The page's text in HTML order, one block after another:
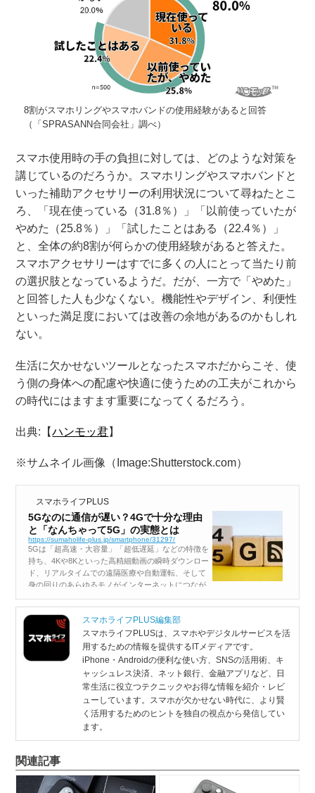
8割がスマホリングやスマホバンドの使用経験があると回答
（「SPRASANN合同会社」調べ）
スマホ使用時の手の負担に対しては、どのような対策を
講じているのだろうか。スマホリングやスマホバンドと
いった補助アクセサリーの利用状況について尋ねたとこ
ろ、「現在使っている（31.8％）」「以前使っていたが
やめた（25.8％）」「試したことはある（22.4％）」
と、全体の約8割が何らかの使用経験があると答えた。
スマホアクセサリーはすでに多くの人にとって当たり前
の選択肢となっているようだ。だが、一方で「やめた」
と回答した人も少なくない。機能性やデザイン、利便性
といった満足度においては改善の余地があるのかもしれ
ない。
生活に欠かせないツールとなったスマホだからこそ、使
う側の身体への配慮や快適に使うための工夫がこれから
の時代にはますます重要になってくるだろう。
出典:【ハンモッ君】
※サムネイル画像（Image:Shutterstock.com）
スマホライフPLUS
5Gなのに通信が遅い？4Gで十分な理由
と「なんちゃって5G」の実態とは
https://sumaholife-plus.jp/smartphone/31297/
5Gは「超高速・大容量」「超低遅延」などの特徴を
持ち、4Kや8Kといった高精細動画の瞬時ダウンロー
ド、リアルタイムでの遠隔医療や自動運転、そして
身の回りのあらゆるモノがインターネットにつなが
びています。 一方で手元のスマ...
スマホライフPLUS編集部
スマホライフPLUSは、スマホやデジタルサービスを活
用するための情報を提供するITメディアです。
iPhone・Androidの便利な使い方、SNSの活用術、キ
ャッシュレス決済、ネット銀行、金融アプリなど、日
常生活に役立つテクニックやお得な情報を紹介・レビ
ューしています。スマホが欠かせない時代に、より賢
く活用するためのヒントを独自の視点から発信してい
ます。
関連記事